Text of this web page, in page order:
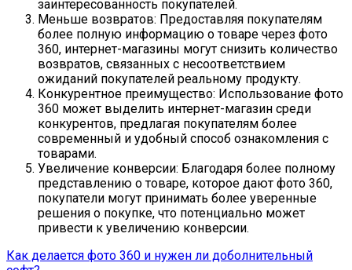
заинтересованность покупателей.
Меньше возвратов: Предоставляя покупателям
более полную информацию о товаре через фото
360, интернет-магазины могут снизить количество
возвратов, связанных с несоответствием
ожиданий покупателей реальному продукту.
Конкурентное преимущество: Использование фото
360 может выделить интернет-магазин среди
конкурентов, предлагая покупателям более
современный и удобный способ ознакомления с
товарами.
Увеличение конверсии: Благодаря более полному
представлению о товаре, которое дают фото 360,
покупатели могут принимать более уверенные
решения о покупке, что потенциально может
привести к увеличению конверсии.
Как делается фото 360 и нужен ли доболнительный